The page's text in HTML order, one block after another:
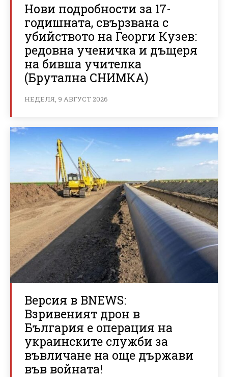
Нови подробности за 17-
годишната, свързвана с
убийството на Георги Кузев:
редовна ученичка и дъщеря
на бивша учителка
(Брутална СНИМКА)
НЕДЕЛЯ, 9 АВГУСТ 2026
Версия в BNEWS:
Взривеният дрон в
България е операция на
украинските служби за
въвличане на още държави
във войната!